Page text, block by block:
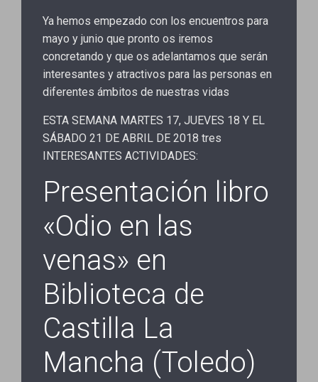
Ya hemos empezado con los encuentros para
mayo y junio que pronto os iremos
concretando y que os adelantamos que serán
interesantes y atractivos para las personas en
diferentes ámbitos de nuestras vidas
ESTA SEMANA MARTES 17, JUEVES 18 Y EL
SÁBADO 21 DE ABRIL DE 2018 tres
INTERESANTES ACTIVIDADES:
Presentación libro
«Odio en las
venas» en
Biblioteca de
Castilla La
Mancha (Toledo)